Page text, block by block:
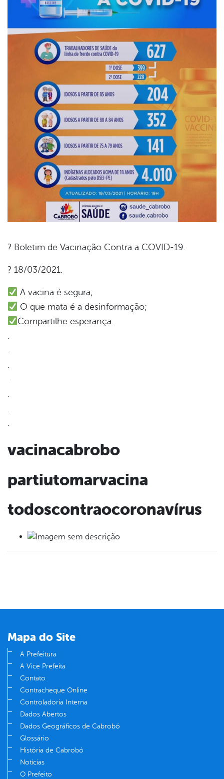
? Boletim de Vacinação Contra a COVID-19.
? 18/03/2021.
A vacina é segura;
O que mata é a desinformação;
Compartilhe esperança.
vacinacabrobo
partiutomarvacina
todoscontraocoronavírus
Mapa do Site
A Prefeitura
A Vice Prefeita
Contato
Contracheque Online
Controladoria Interna
Dados Abertos
Dados Geográficos de Cabrobó
Glossário
História de Cabrobó
Notícias
O Prefeito